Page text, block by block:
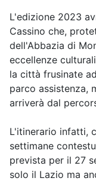
L'edizione 2023
Cassino che,
dell'Abbazia di
eccellenze
la città frusinate
parco assistenza,
arriverà dal
L'itinerario infatti,
settimane
prevista per il 27
solo il Lazio ma